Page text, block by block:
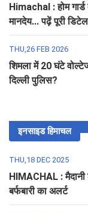
Himachal : होम
मानदेय... पढ़ें पूरी डिटेल
THU,26 FEB 2026
शिमला में 20 घंटे
दिल्ली पुलिस?
इनसाइड हिमाचल
THU,18 DEC 2025
HIMACHAL : मैदानी
बर्फबारी का अलर्ट